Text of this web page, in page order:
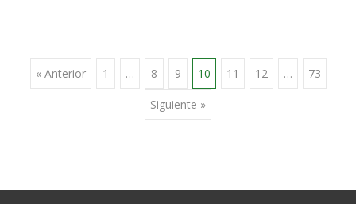
Ir
las
« Anterior 1 … 8 9 10 11 12 … 73
Siguiente »